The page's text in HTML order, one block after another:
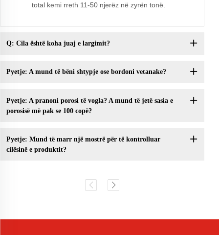
total kemi rreth 11-50 njerëz në zyrën tonë.
Q: Cila është koha juaj e largimit?
Pyetje: A mund të bëni shtypje ose bordoni vetanake?
Pyetje: A pranoni porosi të vogla? A mund të jetë sasia e
porosisë më pak se 100 copë?
Pyetje: Mund të marr një mostrë për të kontrolluar
cilësinë e produktit?